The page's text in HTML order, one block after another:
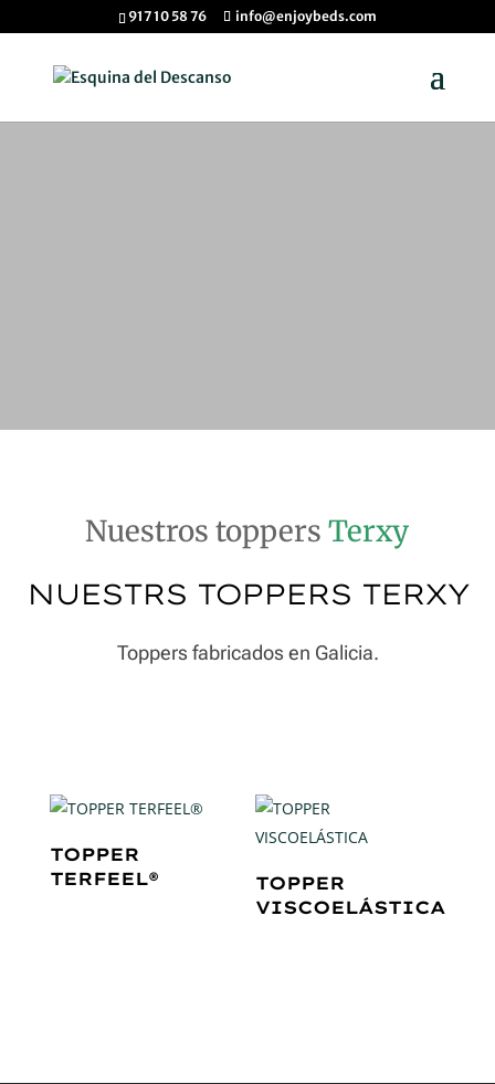
917 10 58 76 info@enjoybeds.com
Nuestros toppersTerxy
NUESTRS TOPPERS TERXY
Toppers fabricados en Galicia.
TOPPER
TERFEEL®
TOPPER
VISCOELÁSTICA